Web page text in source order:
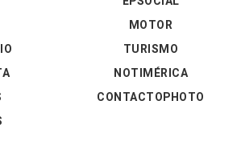
MOTOR
TURISMO
NOTIMÉRICA
CONTACTOPHOTO